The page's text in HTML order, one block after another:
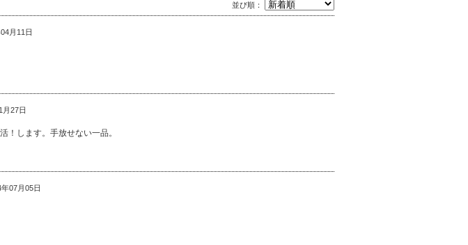
並び順：
月11日
月27日
！します。手放せない一品。
07月05日